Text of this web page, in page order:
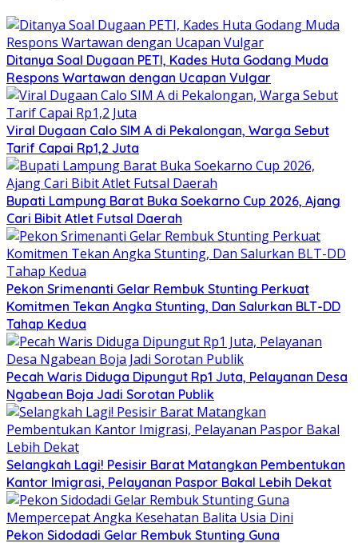
Ditanya Soal Dugaan PETI, Kades Huta Godang Muda
Respons Wartawan dengan Ucapan Vulgar
Viral Dugaan Calo SIM A di Pekalongan, Warga Sebut
Tarif Capai Rp1,2 Juta
Bupati Lampung Barat Buka Soekarno Cup 2026, Ajang
Cari Bibit Atlet Futsal Daerah
Pekon Srimenanti Gelar Rembuk Stunting Perkuat
Komitmen Tekan Angka Stunting, Dan Salurkan BLT-DD
Tahap Kedua
Pecah Waris Diduga Dipungut Rp1 Juta, Pelayanan Desa
Ngabean Boja Jadi Sorotan Publik
Selangkah Lagi! Pesisir Barat Matangkan Pembentukan
Kantor Imigrasi, Pelayanan Paspor Bakal Lebih Dekat
Pekon Sidodadi Gelar Rembuk Stunting Guna